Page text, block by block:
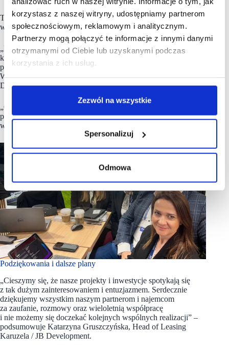
korzystasz z naszej witryny, udostępniamy partnerom
społecznościowym, reklamowym i analitycznym.
Partnerzy mogą połączyć te informacje z innymi danymi
otrzymanymi od Ciebie lub uzyskanymi podczas
korzystania z ich usług.
Zezwól na wszystkie
Spersonalizuj
Odmowa
Targi SCF były również okazją do nawiązania nowych relacji
w zakresie prac budowlanych i wykończeniowych (fit-out).
„Dział budowlany w naszej firmie to kolejny obszar,
który konsekwentnie i intensywnie rozwijamy, realizując
projekty w formule Project Management lub Generalnego
Wykonawstwa” – podkreśla Janusz Botorek – Prezes firmy JB
Development.
„Cieszymy się, że rozmowy z inwestorami przebiegły bardzo
pomyślnie i będą solidną i konkretną bazą do dalszej
współpracy”.
Podziękowania i dalsze plany
„Cieszymy się, że nasze projekty i inwestycje spotykają się
z tak dużym zainteresowaniem i entuzjazmem. Serdecznie
dziękujemy wszystkim naszym partnerom i najemcom
za zaufanie, rozmowy oraz wieloletnią współpracę
i nie możemy się doczekać kolejnych wspólnych realizacji” –
podsumowuje Katarzyna Gruszczyńska, Head of Leasing
Karuzela / JB Development.